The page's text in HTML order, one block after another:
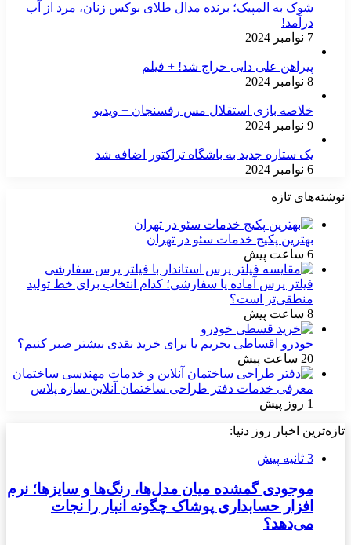
شوک به المپیک؛ برنده مدال طلای بوکس زنان، مرد از آب
درآمد!
7 نوامبر 2024
پیراهن علی دایی حراج شد! + فیلم
8 نوامبر 2024
خلاصه بازی استقلال مس رفسنجان + ویدیو
9 نوامبر 2024
یک ستاره جدید به باشگاه تراکتور اضافه شد
6 نوامبر 2024
نوشته‌های تازه
بهترین پکیج خدمات سئو در تهران
6 ساعت پیش
فیلتر پرس آماده یا سفارشی؛ کدام انتخاب برای خط تولید
منطقی‌تر است؟
8 ساعت پیش
خودرو اقساطی بخریم یا برای خرید نقدی بیشتر صبر کنیم؟
20 ساعت پیش
معرفی خدمات دفتر طراحی ساختمان آنلاین سازه پلاس
1 روز پیش
تازه‌ترین اخبار روز دنیا:
3 ثانیه پیش
موجودی گمشده میان مدل‌ها، رنگ‌ها و سایزها؛ نرم
افزار حسابداری پوشاک چگونه انبار را نجات
می‌دهد؟